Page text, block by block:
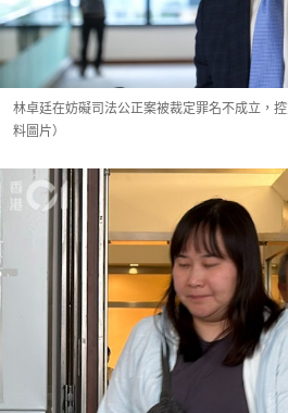
林卓廷在妨礙司法公正案被裁定罪名不成立，
料圖片）